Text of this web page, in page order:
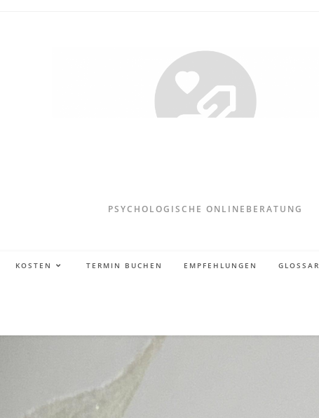
PSYCHOLOGISCHE ONLINEBERATUNG
KOSTEN TERMIN BUCHEN EMPFEHLUNGEN GLOSSAR